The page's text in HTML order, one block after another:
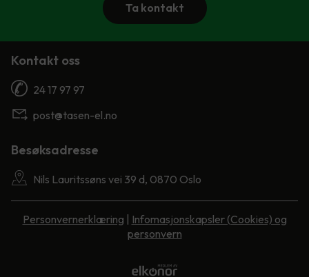
Ta kontakt
Kontakt oss
24 17 97 97
post@tasen-el.no
Besøksadresse
Nils Lauritssøns vei 39 d, 0870 Oslo
Personvernerklæring
Infomasjonskapsler (Cookies) og
personvern